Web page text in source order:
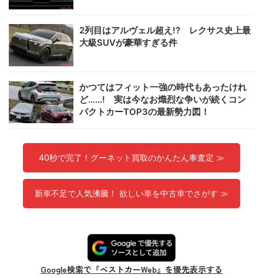
2列目はアルヴェル超え!? レクサス史上最
大級SUVが豪華すぎる件
かつてはフィット一強の時代もあったけれ
ど……! 実は今なお熾烈な争いが続くコン
パクトカーTOP3の最新勢力図！
40秒で完了！グーネット買取のかんたん車査定 ≫
新車不足で人気沸騰！ 欲しい車を中古車でさがす ≫
Google検索で『ベストカーWeb』を優先表示する